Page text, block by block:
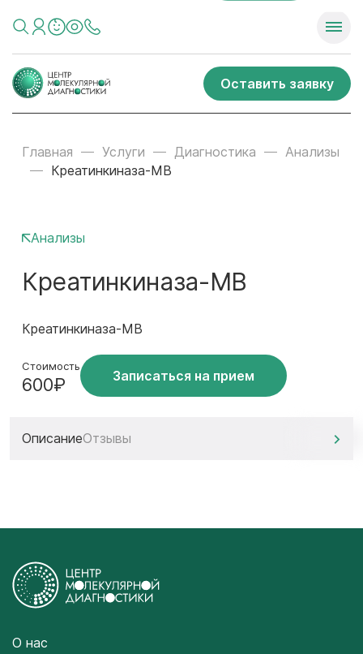
Оставить заявку
Главная Услуги Диагностика
Анализы
Креатинкиназа-МВ
Анализы
Креатинкиназа-МВ
Креатинкиназа-МВ
Стоимость
600₽ Записаться на прием
ОписаниеОтзывы
О нас